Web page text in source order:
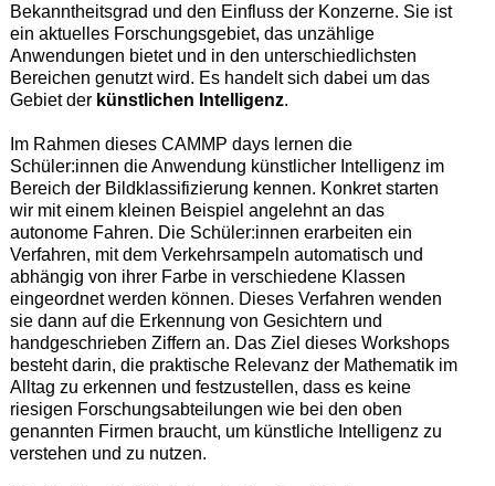
Bekanntheitsgrad und den Einfluss der Konzerne. Sie ist
ein aktuelles Forschungsgebiet, das unzählige
Anwendungen bietet und in den unterschiedlichsten
Bereichen genutzt wird. Es handelt sich dabei um das
Gebiet der künstlichen Intelligenz.
Im Rahmen dieses CAMMP days lernen die
Schüler:innen die Anwendung künstlicher Intelligenz im
Bereich der Bildklassifizierung kennen. Konkret starten
wir mit einem kleinen Beispiel angelehnt an das
autonome Fahren. Die Schüler:innen erarbeiten ein
Verfahren, mit dem Verkehrsampeln automatisch und
abhängig von ihrer Farbe in verschiedene Klassen
eingeordnet werden können. Dieses Verfahren wenden
sie dann auf die Erkennung von Gesichtern und
handgeschrieben Ziffern an. Das Ziel dieses Workshops
besteht darin, die praktische Relevanz der Mathematik im
Alltag zu erkennen und festzustellen, dass es keine
riesigen Forschungsabteilungen wie bei den oben
genannten Firmen braucht, um künstliche Intelligenz zu
verstehen und zu nutzen.